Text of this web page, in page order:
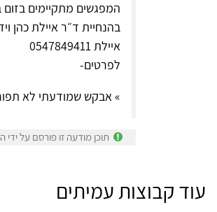
המפגשים מתקיימים בזום ביום שני 20:00-
בהנחיית ד״ר איילת כהן
איילת 0547849411
לפרטים-
» אבקש שמודעתי לא
תוכן מודעה זו פורסם על
עוד קבוצות עמיתים